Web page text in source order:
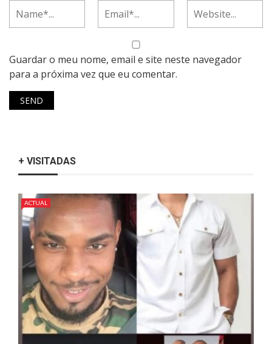
Guardar o meu nome, email e site neste navegador
para a próxima vez que eu comentar.
+ VISITADAS
ACTUAL